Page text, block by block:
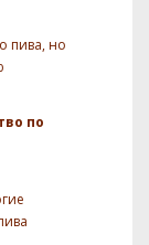
пива, но
по